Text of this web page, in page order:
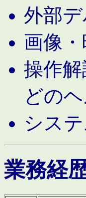
外部
画像
操作
どの
シス
業務経